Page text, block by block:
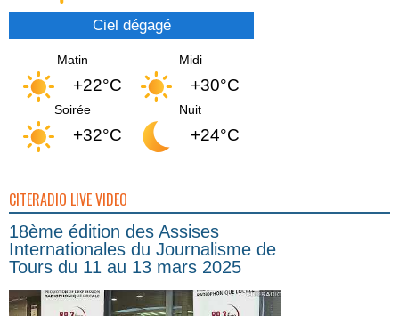
Ciel dégagé
Matin
+22°C
Midi
+30°C
Soirée
+32°C
Nuit
+24°C
CITERADIO LIVE VIDEO
18ème édition des Assises
Internationales du Journalisme de
Tours du 11 au 13 mars 2025